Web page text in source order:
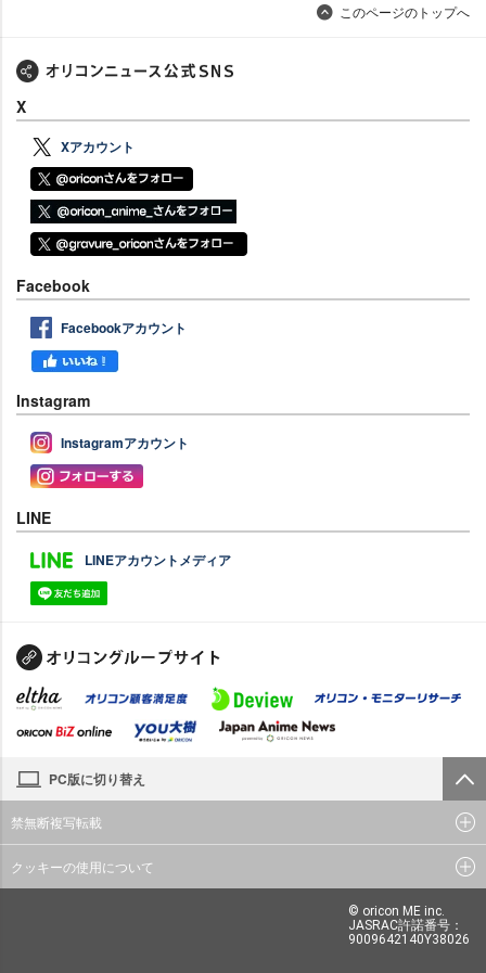
このページのトップへ
X
Xアカウント
Facebook
Facebookアカウント
Instagram
Instagramアカウント
LINE
LINEアカウントメディア
PC版に切り替え
禁無断複写転載
クッキーの使用について
© oricon ME inc.
JASRAC許諾番号：
9009642140Y38026